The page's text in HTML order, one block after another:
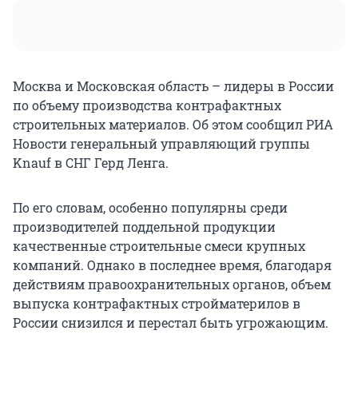
Москва и Московская область – лидеры в России
по объему производства контрафактных
строительных материалов. Об этом сообщил РИА
Новости генеральный управляющий группы
Knauf в СНГ Герд Ленга.
По его словам, особенно популярны среди
производителей поддельной продукции
качественные строительные смеси крупных
компаний. Однако в последнее время, благодаря
действиям правоохранительных органов, объем
выпуска контрафактных стройматерилов в
России снизился и перестал быть угрожающим.